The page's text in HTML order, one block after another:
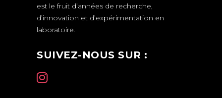
est le fruit d’années de recherche,
d’innovation et d’expérimentation en
laboratoire.
SUIVEZ-NOUS SUR :